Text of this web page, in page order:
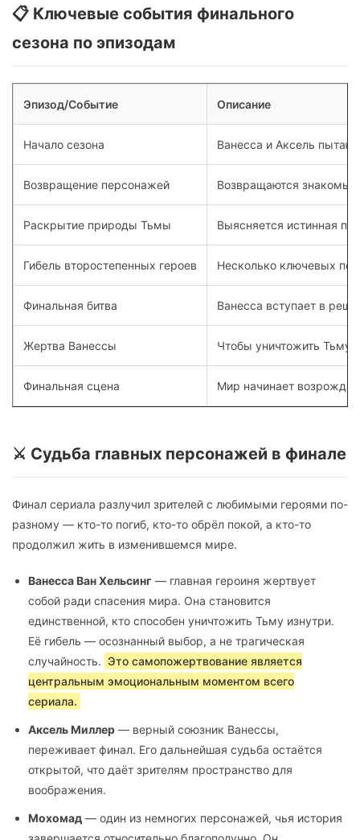
📋 Ключевые события финального
сезона по эпизодам
Эпизод/Событие Описание
Начало сезона Ванесса и Аксель
Возвращение персонажей Возвращаются знакомые
Раскрытие природы Тьмы Выясняется истинная
Гибель второстепенных героев Несколько ключевых
Финальная битва Ванесса вступает в
Жертва Ванессы Чтобы уничтожить Тьму,
Финальная сцена Мир начинает
⚔️ Судьба главных персонажей в финале
Финал сериала разлучил зрителей с любимыми героями по-
разному — кто-то погиб, кто-то обрёл покой, а кто-то
продолжил жить в изменившемся мире.
Ванесса Ван Хельсинг — главная героиня жертвует
собой ради спасения мира. Она становится
единственной, кто способен уничтожить Тьму изнутри.
Её гибель — осознанный выбор, а не трагическая
случайность. Это самопожертвование является
центральным эмоциональным моментом всего
сериала.
Аксель Миллер — верный союзник Ванессы,
переживает финал. Его дальнейшая судьба остаётся
открытой, что даёт зрителям пространство для
воображения.
Мохомад — один из немногих персонажей, чья история